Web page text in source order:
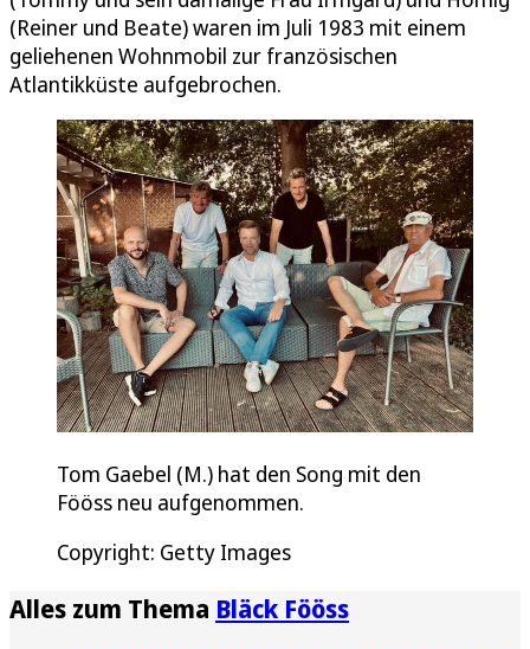
(Reiner und Beate) waren im Juli 1983 mit einem
geliehenen Wohnmobil zur französischen
Atlantikküste aufgebrochen.
​Tom Gaebel (M.) hat den Song mit den
Fööss neu aufgenommen.
Copyright: Getty Images
Alles zum Thema Bläck Fööss